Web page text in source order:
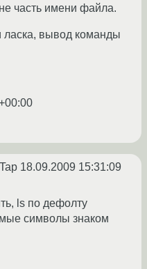
часть имени файла.
вывод команды
18.09.2009 15:31:09
ls по дефолту
символы знаком